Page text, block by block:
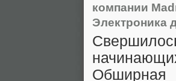
компании
Электроника
Обширная